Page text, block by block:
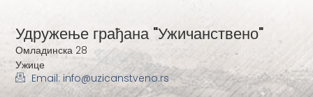
Удружење грађана "Ужичанствено"
Омладинска 28
Ужице
Email: info@uzicanstveno.rs